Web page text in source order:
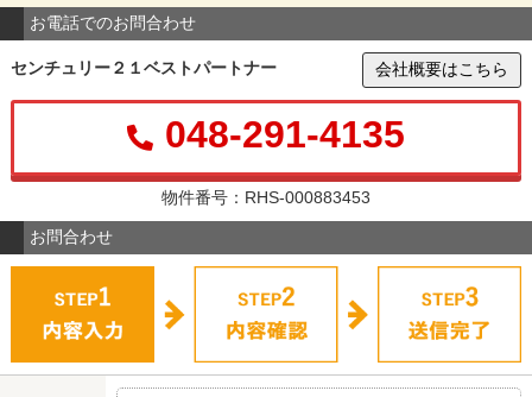
お電話でのお問合わせ
センチュリー２１ベストパートナー 会社概要はこちら
048-291-4135
物件番号：RHS-000883453
お問合わせ